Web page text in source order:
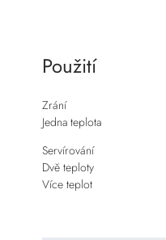
Použití
Zrání
Jedna teplota
Servírování
Dvě teploty
Více teplot